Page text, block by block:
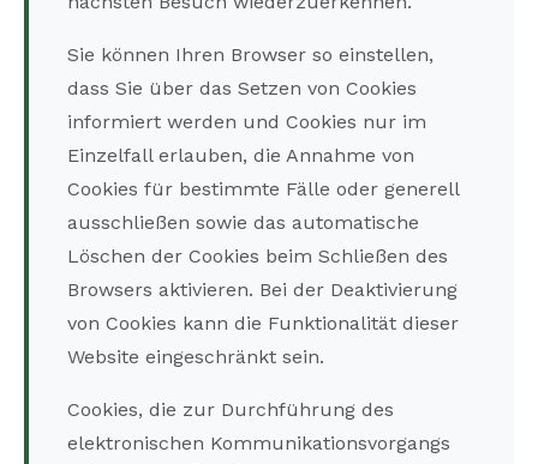
Sie können Ihren Browser so einstellen,
dass Sie über das Setzen von Cookies
informiert werden und Cookies nur im
Einzelfall erlauben, die Annahme von
Cookies für bestimmte Fälle oder generell
ausschließen sowie das automatische
Löschen der Cookies beim Schließen des
Browsers aktivieren. Bei der Deaktivierung
von Cookies kann die Funktionalität dieser
Website eingeschränkt sein.
Cookies, die zur Durchführung des
elektronischen Kommunikationsvorgangs